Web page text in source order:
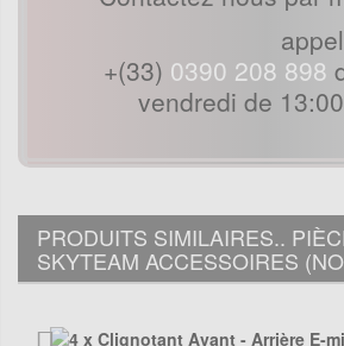
+(33) 0390 208 898
vendredi de
PRODUITS SIMILAIRES..
SKYTEAM ACCESSOIRES